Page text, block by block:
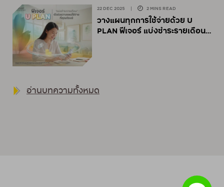
22 DEC 2025 | 2 MINS READ
วางแผนทุกการใช้จ่ายด้วย U
PLAN ฟีเจอร์ แบ่งชำระรายเดือน
อ่านบทความทั้งหมด